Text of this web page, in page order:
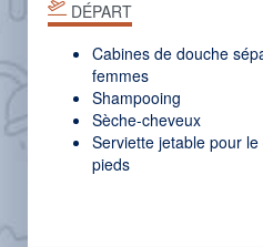
DÉPART
Cabines de douche
femmes
Shampooing
Sèche-cheveux
Serviette jetable pour
pieds